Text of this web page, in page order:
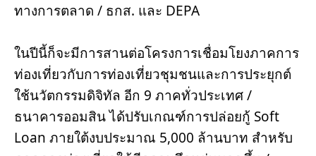
ทางการตลาด / ธกส. และ DEPA
ในปีนี้ก็จะมีการสานต่อโครงการเชื่อมโยงภาคการ
ท่องเที่ยวกับการท่องเที่ยวชุมชนและการประยุกต์
ใช้นวัตกรรมดิจิทัล อีก 9 ภาคทั่วประเทศ /
ธนาคารออมสิน ได้ปรับเกณฑ์การปล่อยกู้ Soft
Loan ภายใต้งบประมาณ 5,000 ล้านบาท สำหรับ